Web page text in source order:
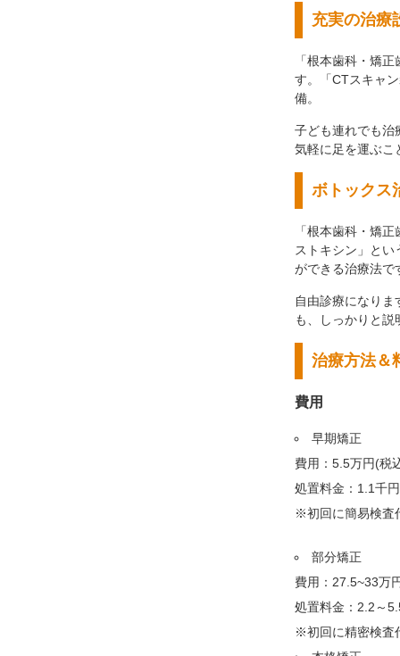
充実の治療
「根本歯科・矯
す。「CTスキャ
備。
子ども連れでも治
気軽に足を運ぶこ
ボトックス
「根本歯科・矯
ストキシン」と
ができる治療法で
自由診療になり
も、しっかりと
治療方法＆
費用
早期矯正
費用：5.5万円(税
処置料金：1.1千
※初回に簡易検査
部分矯正
費用：27.5~33万
処置料金：2.2～
※初回に精密検査